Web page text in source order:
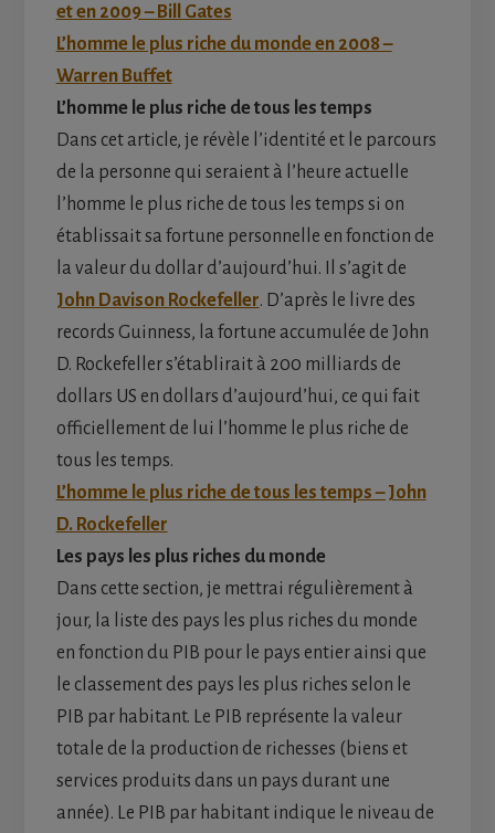
et en 2009 – Bill Gates
L’homme le plus riche du monde en 2008 –
Warren Buffet
L’homme le plus riche de tous les temps
Dans cet article, je révèle l’identité et le parcours
de la personne qui seraient à l’heure actuelle
l’homme le plus riche de tous les temps si on
établissait sa fortune personnelle en fonction de
la valeur du dollar d’aujourd’hui. Il s’agit de
John Davison Rockefeller. D’après le livre des
records Guinness, la fortune accumulée de John
D. Rockefeller s’établirait à 200 milliards de
dollars US en dollars d’aujourd’hui, ce qui fait
officiellement de lui l’homme le plus riche de
tous les temps.
L’homme le plus riche de tous les temps – John
D. Rockefeller
Les pays les plus riches du monde
Dans cette section, je mettrai régulièrement à
jour, la liste des pays les plus riches du monde
en fonction du PIB pour le pays entier ainsi que
le classement des pays les plus riches selon le
PIB par habitant. Le PIB représente la valeur
totale de la production de richesses (biens et
services produits dans un pays durant une
année). Le PIB par habitant indique le niveau de